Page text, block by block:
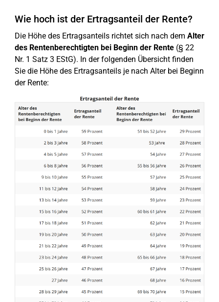
Wie hoch ist der Ertragsanteil der Rente?
Die Höhe des Ertragsanteils richtet sich nach dem Alter
des Rentenberechtigten bei Beginn der Rente (§ 22
Nr. 1 Satz 3 EStG). In der folgenden Übersicht finden
Sie die Höhe des Ertragsanteils je nach Alter bei Beginn
der Rente: